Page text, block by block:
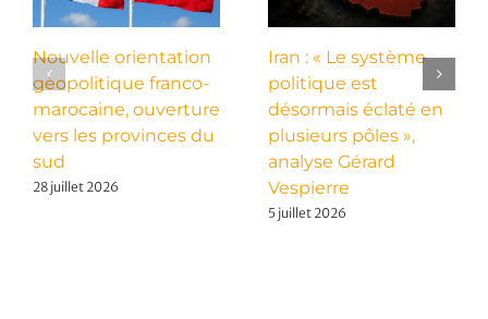
Nouvelle orientation
géopolitique franco-
marocaine, ouverture
vers les provinces du
sud
28 juillet 2026
Iran : « Le système
politique est
désormais éclaté en
plusieurs pôles »,
analyse Gérard
Vespierre
5 juillet 2026